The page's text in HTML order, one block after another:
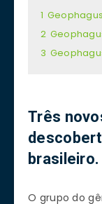
1
2
3
Três
brasileiro.
O grupo do